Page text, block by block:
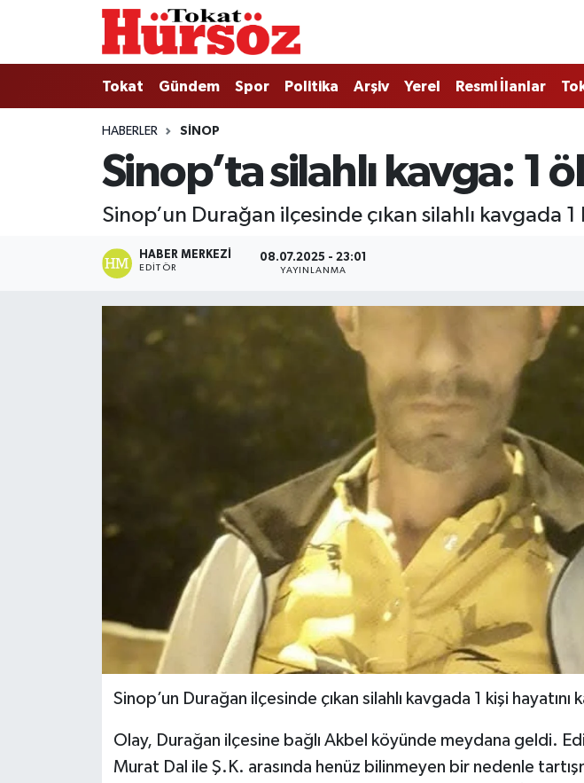
Tokat Gündem Spor Politika Arşiv Yerel Resmi İlanlar
HABERLER SINOP
Sinop’ta silahlı kavga: 1
Sinop’un Durağan ilçesinde çıkan silahlı kavgada 1
HABER MERKEZI
EDITÖR
08.07.2025 - 23:01
YAYINLANMA
Sinop’un Durağan ilçesinde çıkan silahlı kavgada 1 kişi hayatını
Olay, Durağan ilçesine bağlı Akbel köyünde meydana geldi.
Murat Dal ile Ş.K. arasında henüz bilinmeyen bir nedenle
Tokat
Türkiye Gündemi
Gündem
Tokat Spor
Nöbetçi Eczaneler
Hava Durumu
Tokat Namaz Vakitleri
Süper Lig Puan Durumu ve Fikstür
Son Dakika Haberleri